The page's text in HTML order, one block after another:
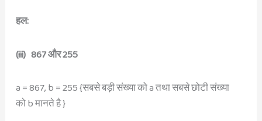
हल:
(iii) 867 और 255
a = 867, b = 255 {सबसे बड़ी संख्या को a तथा सबसे छोटी संख्या
को b मानते है }